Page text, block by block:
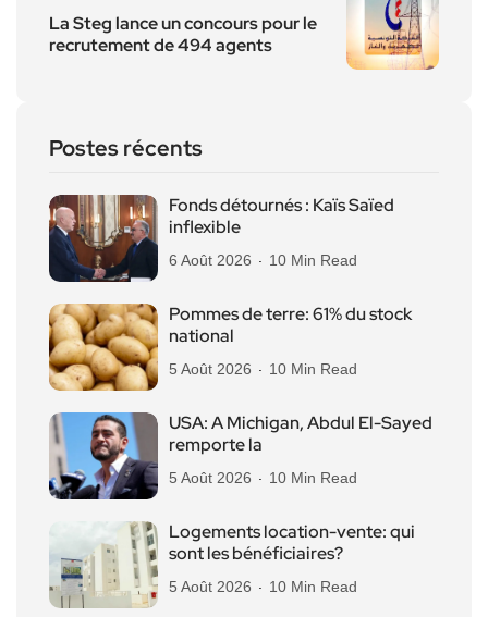
La Steg lance un concours pour le
recrutement de 494 agents
Postes récents
Fonds détournés : Kaïs Saïed
inflexible
6 Août 2026 10 Min Read
Pommes de terre: 61% du stock
national
5 Août 2026 10 Min Read
USA: A Michigan, Abdul El-Sayed
remporte la
5 Août 2026 10 Min Read
Logements location-vente: qui
sont les bénéficiaires?
5 Août 2026 10 Min Read